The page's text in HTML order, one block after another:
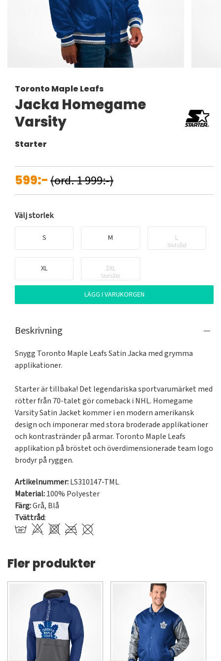
Toronto Maple Leafs
Jacka Homegame
Varsity
Starter
599:-(ord. 1 999:-)
Välj storlek
S M L
Slutsåld
XL 2XL
Slutsåld
LÄGG I VARUKORGEN
Beskrivning
Snygg Toronto Maple Leafs Satin Jacka med grymma
applikationer.
Starter är tillbaka! Det legendariska sportvarumärket med
rötter från 70-talet gör comeback i NHL. Homegame
Varsity Satin Jacket kommer i en modern amerikansk
design och imponerar med stora broderade applikationer
och kontrastränder på armar. Toronto Maple Leafs
applikation på bröstet och överdimensionerade team logo
brodyr på ryggen.
Artikelnummer:LS310147-TML
Material:100% Polyester
Färg:Grå, Blå
Tvättråd:
Fler produkter